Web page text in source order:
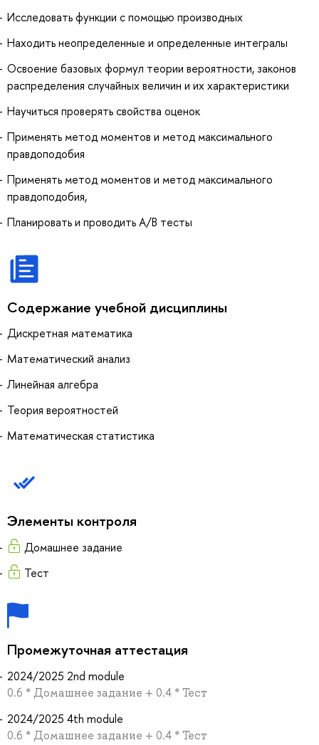
Исследовать функции с помощью производных
Находить неопределенные и определенные интегралы
Освоение базовых формул теории вероятности, законов
распределения случайных величин и их характеристики
Научиться проверять свойства оценок
Применять метод моментов и метод максимального
правдоподобия
Применять метод моментов и метод максимального
правдоподобия,
Планировать и проводить A/B тесты
Содержание учебной дисциплины
Дискретная математика
Математический анализ
Линейная алгебра
Теория вероятностей
Математическая статистика
Элементы контроля
Домашнее задание
Тест
Промежуточная аттестация
2024/2025 2nd module
0.6 * Домашнее задание + 0.4 * Тест
2024/2025 4th module
0.6 * Домашнее задание + 0.4 * Тест